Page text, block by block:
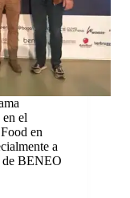
el
en
a
de BENEO